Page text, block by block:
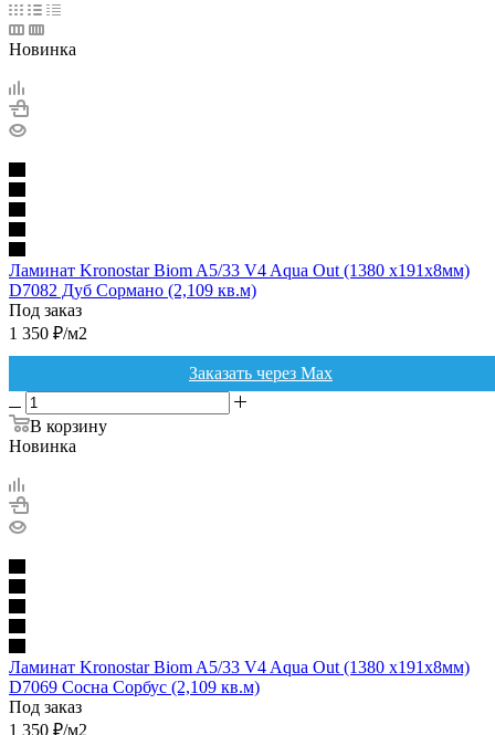
Новинка
Ламинат Kronostar Biom A5/33 V4 Aqua Out (1380 х191х8мм)
D7082 Дуб Сормано (2,109 кв.м)
Под заказ
1 350 ₽/м2
Заказать через Max
В корзину
Новинка
Ламинат Kronostar Biom A5/33 V4 Aqua Out (1380 х191х8мм)
D7069 Сосна Сорбус (2,109 кв.м)
Под заказ
1 350 ₽/м2